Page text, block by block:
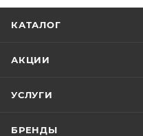
КАТАЛОГ
АКЦИИ
УСЛУГИ
БРЕНДЫ